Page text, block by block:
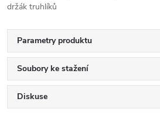
držák truhlíků
Parametry produktu
Soubory ke stažení
Diskuse